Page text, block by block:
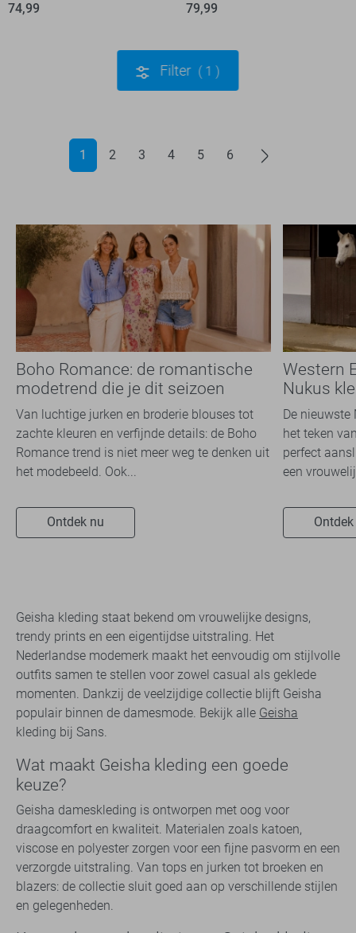
74,99
79,99
Filter 1
1 2 3 4 5 6
Boho Romance: de romantische
modetrend die je dit seizoen
overal ziet
Van luchtige jurken en broderie blouses tot
zachte kleuren en verfijnde details: de Boho
Romance trend is niet meer weg te denken uit
het modebeeld. Ook...
Ontdek nu
Western
Nukus
2026
De
het teken
perfect
een
Geisha kleding staat bekend om vrouwelijke designs,
trendy prints en een eigentijdse uitstraling. Het
Nederlandse modemerk maakt het eenvoudig om stijlvolle
outfits samen te stellen voor zowel casual als geklede
momenten. Dankzij de veelzijdige collectie blijft Geisha
populair binnen de damesmode. Bekijk alle Geisha
kleding bij Sans.
Wat maakt Geisha kleding een goede
keuze?
Geisha dameskleding is ontworpen met oog voor
draagcomfort en kwaliteit. Materialen zoals katoen,
viscose en polyester zorgen voor een fijne pasvorm en een
verzorgde uitstraling. Van tops en jurken tot broeken en
blazers: de collectie sluit goed aan op verschillende stijlen
en gelegenheden.